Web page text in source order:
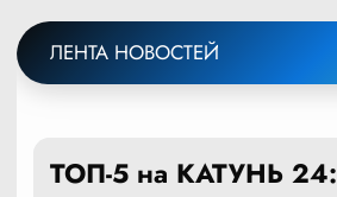
ЛЕНТА НОВОСТЕЙ
ТОП-5 на КАТУНЬ 24: